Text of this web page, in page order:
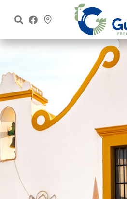
Início
Freguesia
Executivo
Informações
Notícias
Contactos